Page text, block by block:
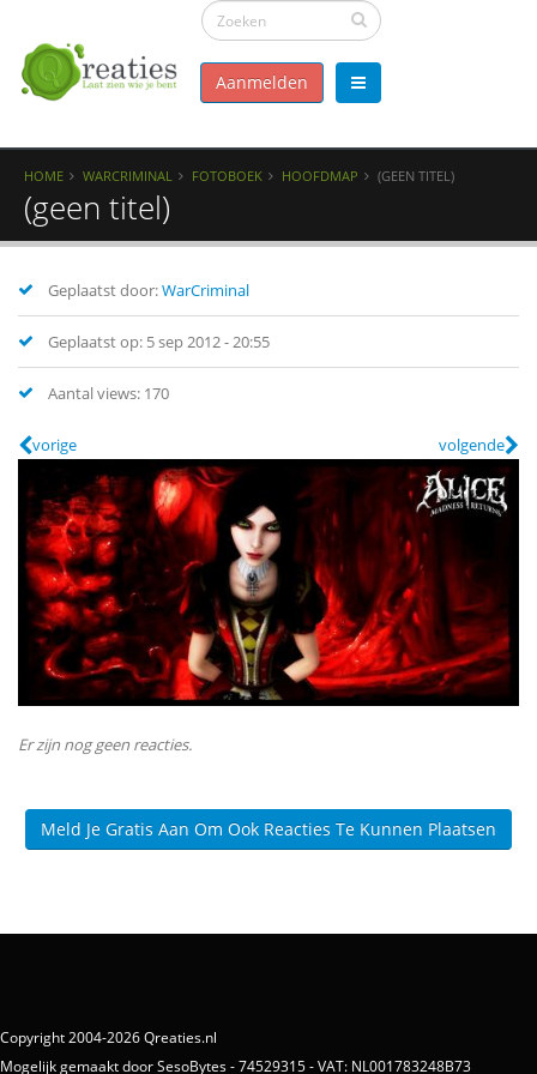
Aanmelden
HOME WARCRIMINAL FOTOBOEK HOOFDMAP (GEEN TITEL)
(geen titel)
Geplaatst door:WarCriminal
Geplaatst op: 5 sep 2012 - 20:55
Aantal views: 170
vorige volgende
Er zijn nog geen reacties.
Meld Je Gratis Aan Om Ook Reacties Te Kunnen Plaatsen
Copyright 2004-2026 Qreaties.nl
Mogelijk gemaakt door SesoBytes - 74529315 - VAT: NL001783248B73